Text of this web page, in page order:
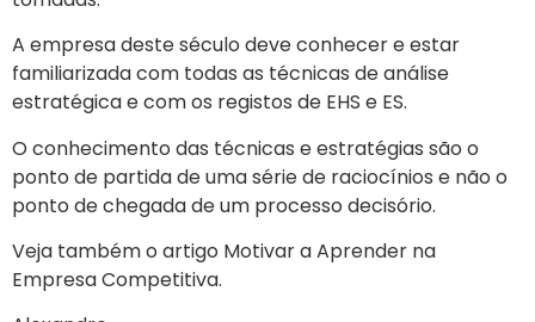
A empresa deste século deve conhecer e estar
familiarizada com todas as técnicas de análise
estratégica e com os registos de EHS e ES.
O conhecimento das técnicas e estratégias são o
ponto de partida de uma série de raciocínios e não o
ponto de chegada de um processo decisório.
Veja também o artigo Motivar a Aprender na
Empresa Competitiva.